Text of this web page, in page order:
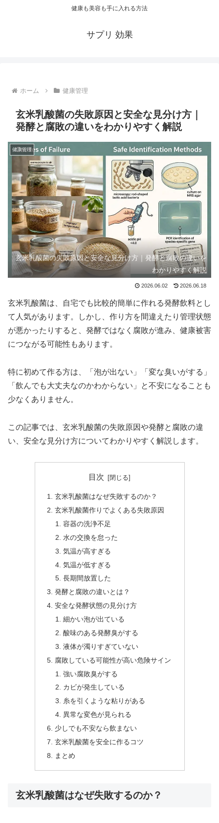
健康も美容も手に入れる方法
サプリ 効果
ホーム 健康管理
玄米乳酸菌の失敗原因と安全な見分け方｜
発酵と腐敗の違いをわかりやすく解説
健康管理
玄米乳酸菌の失敗原因と安全な見分け方｜発酵と腐敗の違いを
わかりやすく解説
2026.06.02 2026.06.18
玄米乳酸菌は、自宅でも比較的簡単に作れる発酵飲料とし
て人気があります。しかし、作り方を間違えたり管理状態
が悪かったりすると、発酵ではなく腐敗が進み、健康被害
につながる可能性もあります。
特に初めて作る方は、「泡が出ない」「変な臭いがする」
「飲んでも大丈夫なのかわからない」と不安になることも
少なくありません。
この記事では、玄米乳酸菌の失敗原因や発酵と腐敗の違
い、安全な見分け方についてわかりやすく解説します。
目次
玄米乳酸菌はなぜ失敗するのか？
玄米乳酸菌作りでよくある失敗原因
容器の洗浄不足
水の交換を怠った
気温が高すぎる
気温が低すぎる
長期間放置した
発酵と腐敗の違いとは？
安全な発酵状態の見分け方
細かい泡が出ている
酸味のある発酵臭がする
液体が濁りすぎていない
腐敗している可能性が高い危険サイン
強い腐敗臭がする
カビが発生している
糸を引くような粘りがある
異常な変色が見られる
少しでも不安なら飲まない
玄米乳酸菌を安全に作るコツ
まとめ
玄米乳酸菌はなぜ失敗するのか？